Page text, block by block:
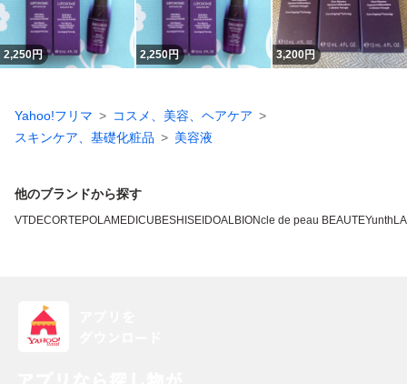
2,250円 2,250円 3,200円
Yahoo!フリマ
コスメ、美容、ヘアケア
スキンケア、基礎化粧品
美容液
他のブランドから探す
VTDECORTEPOLAMEDICUBESHISEIDOALBIONcle de peau BEAUTEYunth